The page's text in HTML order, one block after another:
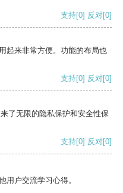
支持[0] 反对[0]
起来非常方便。功能的布局也
支持[0] 反对[0]
了无限的隐私保护和安全性保
支持[0] 反对[0]
用户交流学习心得。